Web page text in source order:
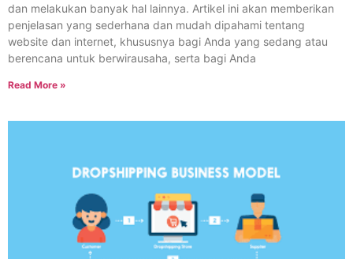
dan melakukan banyak hal lainnya. Artikel ini akan memberikan
penjelasan yang sederhana dan mudah dipahami tentang
website dan internet, khususnya bagi Anda yang sedang atau
berencana untuk berwirausaha, serta bagi Anda
Read More »